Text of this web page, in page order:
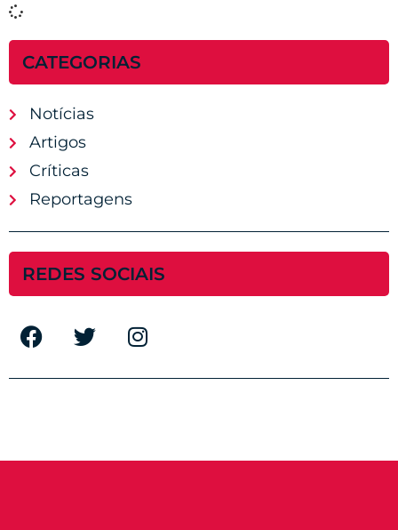
CATEGORIAS
Notícias
Artigos
Críticas
Reportagens
REDES SOCIAIS